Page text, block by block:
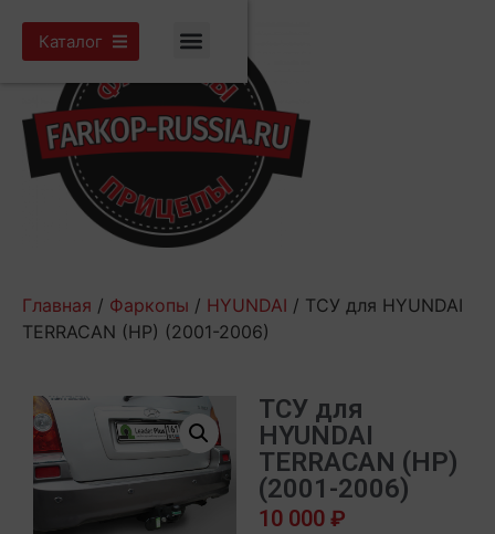
Каталог
Главная / Фаркопы / HYUNDAI / ТСУ для HYUNDAI
TERRACAN (HP) (2001-2006)
ТСУ для
HYUNDAI
TERRACAN (HP)
(2001-2006)
10 000 ₽